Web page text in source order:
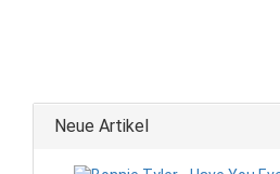
Neue Artikel